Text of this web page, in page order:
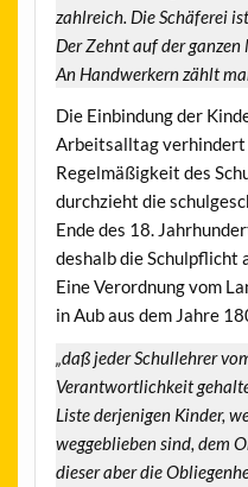
zahlreich. Die Schäferei
Der Zehnt auf der
An Handwerkern zählt
Die Einbindung der
Arbeitsalltag verhindert
Regelmäßigkeit des
durchzieht die
Ende des 18.
deshalb die Schulpflicht
Eine Verordnung vom
in Aub aus dem Jahre
„daß jeder Schullehrer
Verantwortlichkeit
Liste derjenigen Kinder,
weggeblieben sind, dem
dieser aber die